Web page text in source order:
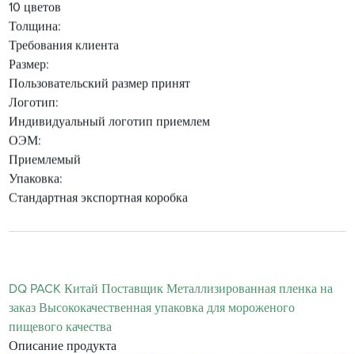
10 цветов
Толщина:
Требования клиента
Размер:
Пользовательский размер принят
Логотип:
Индивидуальный логотип приемлем
ОЭМ:
Приемлемый
Упаковка:
Стандартная экспортная коробка
DQ PACK Китай Поставщик Металлизированная пленка на
заказ Высококачественная упаковка для мороженого
пищевого качества
Описание продукта